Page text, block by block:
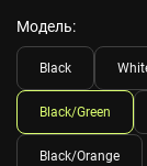
Модель:
Black
Black/Green
Black/Orange